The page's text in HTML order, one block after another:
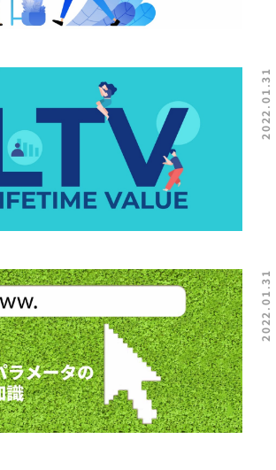
2022.01.31
2022.01.31